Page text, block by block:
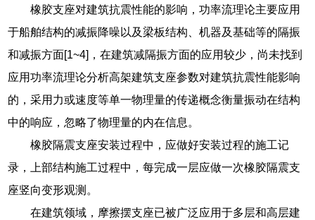
橡胶支座对建筑抗震性能的影响，功率流理论主要应用
于船舶结构的减振降噪以及梁板结构、机器及基础等的隔振
和减振方面[1~4]，在建筑减隔振方面的应用较少，尚未找到
应用功率流理论分析高架建筑支座参数对建筑抗震性能影响
的，采用力或速度等单一物理量的传递概念衡量振动在结构
中的响应，忽略了物理量的内在信息。
橡胶隔震支座安装过程中，应做好安装过程的施工记
录，上部结构施工过程中，每完成一层应做一次橡胶隔震支
座竖向变形观测。
在建筑领域，摩擦摆支座已被广泛应用于多层和高层建